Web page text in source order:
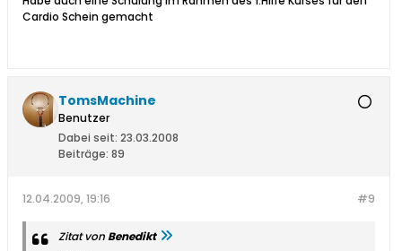
Cardio Schein gemacht
TomsMachine
Benutzer
Dabei seit: 23.03.2008
Beiträge: 89
#9
12.04.2009, 19:16
Zitat vonBenedikt